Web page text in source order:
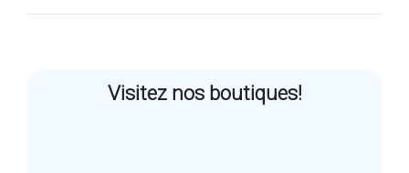
Visitez nos boutiques!